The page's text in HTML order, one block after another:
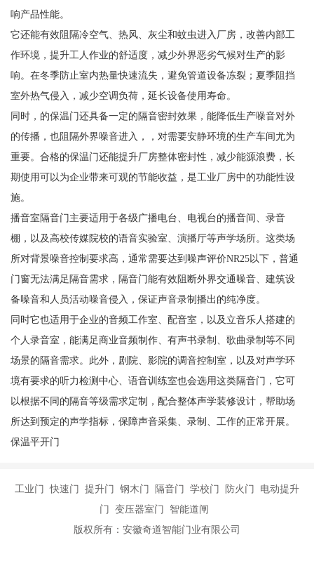
响产品性能。
它还能有效阻隔冷空气、热风、灰尘和蚊虫进入厂房，改善内部工
作环境，提升工人作业的舒适度，减少外界恶劣气候对生产的影
响。在冬季防止室内热量快速流失，避免管道设备冻裂；夏季阻挡
室外热气侵入，减少空调负荷，延长设备使用寿命。
同时，的保温门还具备一定的隔音密封效果，能降低生产噪音对外
的传播，也阻隔外界噪音进入，，对需要安静环境的生产车间尤为
重要。合格的保温门还能提升厂房整体密封性，减少能源浪费，长
期使用可以为企业带来可观的节能收益，是工业厂房中的功能性设
施。
播音室隔音门主要适用于各级广播电台、电视台的播音间、录音
棚，以及高校传媒院校的语音实验室、演播厅等声学场所。这类场
所对背景噪音控制要求高，通常需要达到噪声评价NR25以下，普通
门窗无法满足隔音需求，隔音门能有效阻断外界交通噪音、建筑设
备噪音和人员活动噪音侵入，保证声音录制播出的纯净度。
同时它也适用于企业的音频工作室、配音室，以及立音乐人搭建的
个人录音室，能满足商业音频制作、有声书录制、歌曲录制等不同
场景的隔音需求。此外，剧院、影院的调音控制室，以及对声学环
境有要求的听力检测中心、语音训练室也会选用这类隔音门，它可
以根据不同的隔音等级需求定制，配合整体声学装修设计，帮助场
所达到预定的声学指标，保障声音采集、录制、工作的正常开展。
保温平开门
工业门 快速门 提升门 钢木门 隔音门 学校门 防火门 电动提升
门 变压器室门 智能道闸
版权所有：安徽奇道智能门业有限公司